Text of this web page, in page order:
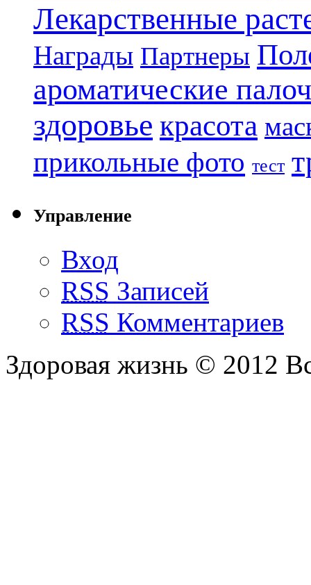
Лекарственные
Награды Партнеры
ароматические
здоровье красота
прикольные фото тест
Управление
Вход
RSS Записей
RSS Комментариев
Здоровая жизнь © 2012